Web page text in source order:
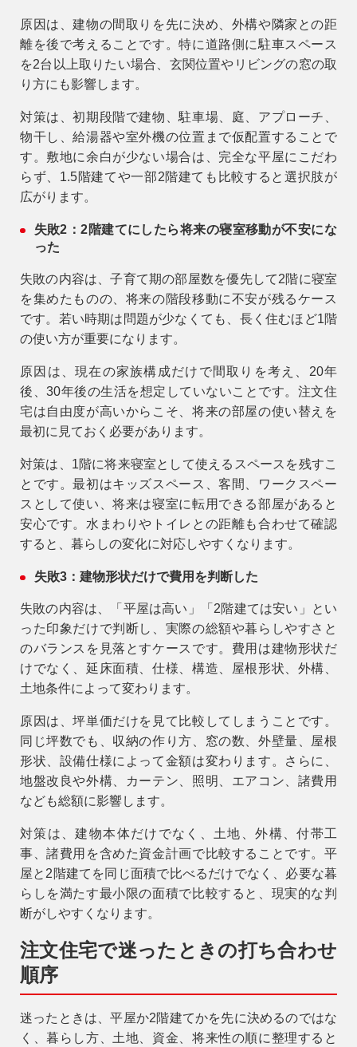
原因は、建物の間取りを先に決め、外構や隣家との距
離を後で考えることです。特に道路側に駐車スペース
を2台以上取りたい場合、玄関位置やリビングの窓の取
り方にも影響します。
対策は、初期段階で建物、駐車場、庭、アプローチ、
物干し、給湯器や室外機の位置まで仮配置することで
す。敷地に余白が少ない場合は、完全な平屋にこだわ
らず、1.5階建てや一部2階建ても比較すると選択肢が
広がります。
失敗2：2階建てにしたら将来の寝室移動が不安にな
った
失敗の内容は、子育て期の部屋数を優先して2階に寝室
を集めたものの、将来の階段移動に不安が残るケース
です。若い時期は問題が少なくても、長く住むほど1階
の使い方が重要になります。
原因は、現在の家族構成だけで間取りを考え、20年
後、30年後の生活を想定していないことです。注文住
宅は自由度が高いからこそ、将来の部屋の使い替えを
最初に見ておく必要があります。
対策は、1階に将来寝室として使えるスペースを残すこ
とです。最初はキッズスペース、客間、ワークスペー
スとして使い、将来は寝室に転用できる部屋があると
安心です。水まわりやトイレとの距離も合わせて確認
すると、暮らしの変化に対応しやすくなります。
失敗3：建物形状だけで費用を判断した
失敗の内容は、「平屋は高い」「2階建ては安い」とい
った印象だけで判断し、実際の総額や暮らしやすさと
のバランスを見落とすケースです。費用は建物形状だ
けでなく、延床面積、仕様、構造、屋根形状、外構、
土地条件によって変わります。
原因は、坪単価だけを見て比較してしまうことです。
同じ坪数でも、収納の作り方、窓の数、外壁量、屋根
形状、設備仕様によって金額は変わります。さらに、
地盤改良や外構、カーテン、照明、エアコン、諸費用
なども総額に影響します。
対策は、建物本体だけでなく、土地、外構、付帯工
事、諸費用を含めた資金計画で比較することです。平
屋と2階建てを同じ面積で比べるだけでなく、必要な暮
らしを満たす最小限の面積で比較すると、現実的な判
断がしやすくなります。
注文住宅で迷ったときの打ち合わせ
順序
迷ったときは、平屋か2階建てかを先に決めるのではな
く、暮らし方、土地、資金、将来性の順に整理すると